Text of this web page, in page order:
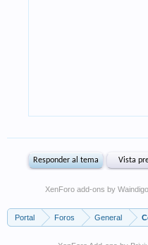
XenForo add-ons by Waindigo
Portal Foros General